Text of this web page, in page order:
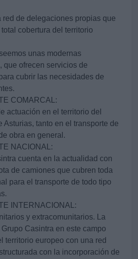
red de delegaciones propias que
cobertura del territorio
unas modernas
que ofrecen servicios de
cubrir las necesidades de
COMARCAL:
actuación en el territorio del
Asturias, tanto en el transporte de
obra en general.
NACIONAL:
cuenta en la actualidad con
de camiones que cubren toda
para el transporte de todo tipo
INTERNACIONAL:
y extracomunitarios. La
Casintra en este campo
territorio europeo con una red
con la incorporación de